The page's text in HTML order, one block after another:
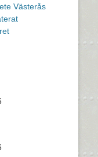
Västerås